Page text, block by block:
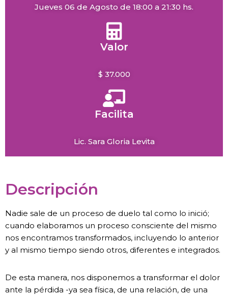
Jueves 06 de Agosto de 18:00 a 21:30 hs.
Valor
$ 37.000
Facilita
Lic. Sara Gloria Levita
Descripción
Nadie sale de un proceso de duelo tal como lo inició;
cuando elaboramos un proceso consciente del mismo
nos encontramos transformados, incluyendo lo anterior
y al mismo tiempo siendo otros, diferentes e integrados.
De esta manera, nos disponemos a transformar el dolor
ante la pérdida -ya sea física, de una relación, de una